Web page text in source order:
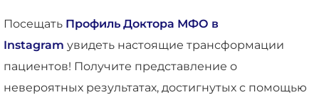
Посещать Профиль Доктора МФО в
Instagram увидеть настоящие трансформации
пациентов! Получите представление о
невероятных результатах, достигнутых с помощью